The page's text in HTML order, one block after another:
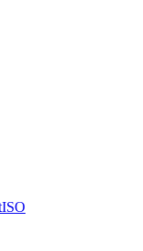
ISO